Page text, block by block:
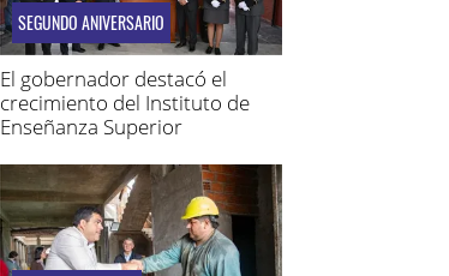
SEGUNDO ANIVERSARIO
El gobernador destacó el
crecimiento del Instituto de
Enseñanza Superior